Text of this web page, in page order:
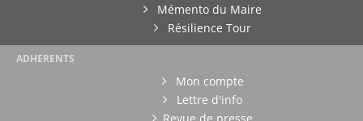
Mémento du Maire
Résilience Tour
ADHERENTS
Mon compte
Lettre d'info
Revue de presse